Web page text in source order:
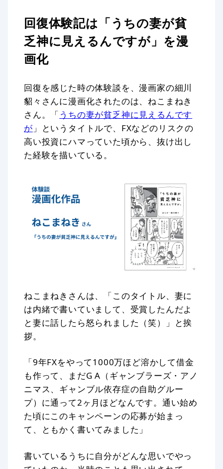
回復体験記は「うちの妻が貧
乏神に見えるんですが」を漫
画化
回復を感じた時の体験談を、漫画家の細川
貂々さんに漫画化されたのは、ねこまねき
さん。「 うちの妻が貧乏神に見えるんです
が 」というタイトルで、FXなどのリスクの
高い投資にハマっていた頃から、抜け出し
た経験を描いている。
ねこまねきさんは、「このタイトル、妻に
は内緒で書いていまして、受賞したんだよ
と妻に話したら怒られました（笑）」と挨
拶。
「9年FXをやって1000万ほど溶かして借金
も作って、まだG A（ギャンブラーズ・アノ
ニマス、ギャンブル依存症の自助グルー
プ）に通って2ヶ月ほどなんです。通い始め
た頃にこのキャンペーンの応募が始まっ
て、ともかく書いてみました」
書いているうちに自分がどんな思いでやっ